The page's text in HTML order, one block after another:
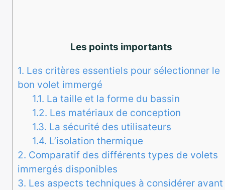
Les points importants
1. Les critères essentiels pour sélectionner le
bon volet immergé
1.1. La taille et la forme du bassin
1.2. Les matériaux de conception
1.3. La sécurité des utilisateurs
1.4. L’isolation thermique
2. Comparatif des différents types de volets
immergés disponibles
3. Les aspects techniques à considérer avant